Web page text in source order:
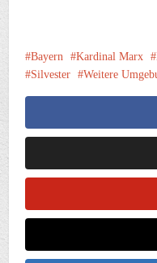
Bayern Kardinal Marx
Silvester
Weitere